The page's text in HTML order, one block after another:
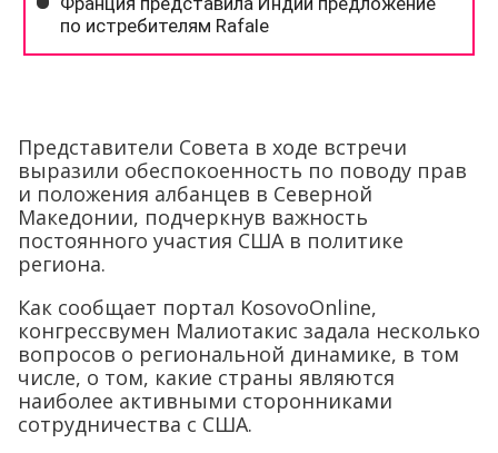
Представители Совета в ходе встречи
выразили обеспокоенность по поводу прав
и положения албанцев в Северной
Македонии, подчеркнув важность
постоянного участия США в политике
региона.
Как сообщает портал KosovoOnline,
конгрессвумен Малиотакис задала несколько
вопросов о региональной динамике, в том
числе, о том, какие страны являются
наиболее активными сторонниками
сотрудничества с США.